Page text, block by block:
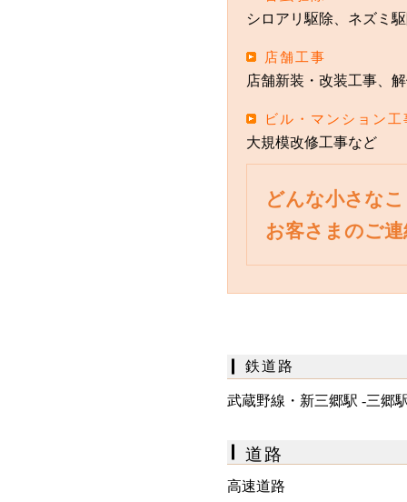
シロアリ駆除、ネズミ
店舗工事
店舗新装・改装工事、
ビル・マンション工
大規模改修工事など
どんな小さな
お客さまのご
鉄道路
武蔵野線・新三郷駅 -三郷
道路
高速道路